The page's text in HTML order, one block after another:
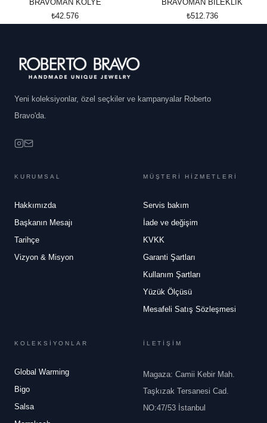
BRAVOMAN KOLYE
₺42.576
BRAVOMAN BİLEKLİK
₺512.736
Yeni koleksiyonlar, özel seçkiler ve kampanyalar Roberto
Bravo'da.
KURUMSAL
Hakkımızda
Başkanın Mesajı
Tarihçe
Vizyon & Misyon
MÜŞTERİ HİZMETLERİ
Servis bakım
İade ve değişim
KVKK
Garanti Şartları
Kullanım Şartları
Yüzük Ölçüsü
Mesafeli Satış Sözleşmesi
KOLEKSİYONLAR
Global Warming
Bigo
Salsa
İLETİŞİM
Magaza: Camii Kebir Mah.
Taşkızak Tersanesi Cad.
NO:47/53 İstanbul